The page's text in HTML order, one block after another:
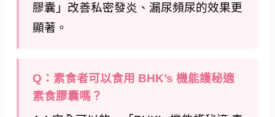
膠囊」改善私密發炎、漏尿頻尿的效果更
顯著。
Q：素食者可以食用 BHK’s 機能護秘適
素食膠囊嗎？